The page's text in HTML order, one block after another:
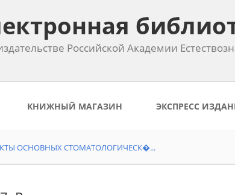
Российской Академии
КНИЖНЫЙ МАГАЗИН ЭКСПРЕСС
ОСНОВНЫХ СТОМАТОЛОГИЧЕСК�...